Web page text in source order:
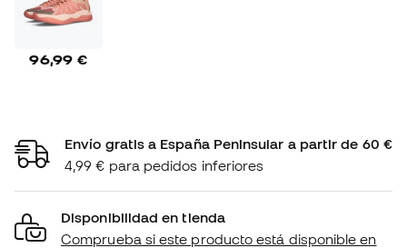
96,99 €
Envío gratis a España Peninsular a partir de 60 €
4,99 € para pedidos inferiores
Disponibilidad en tienda
Comprueba si este producto está disponible en